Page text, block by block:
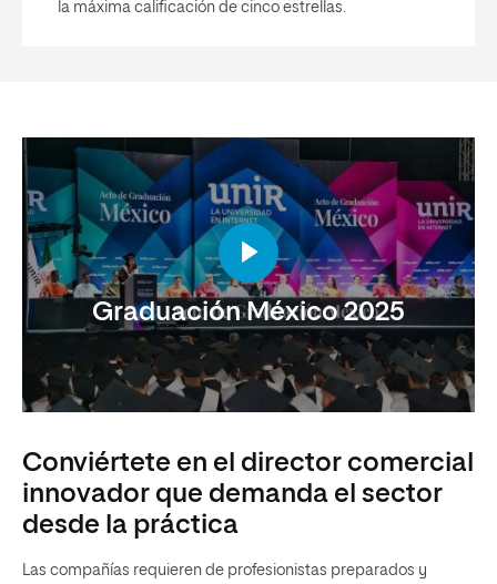
la máxima calificación de cinco estrellas.
Graduación México 2025
Conviértete en el director comercial
innovador que demanda el sector
desde la práctica
Las compañías requieren de profesionistas preparados y